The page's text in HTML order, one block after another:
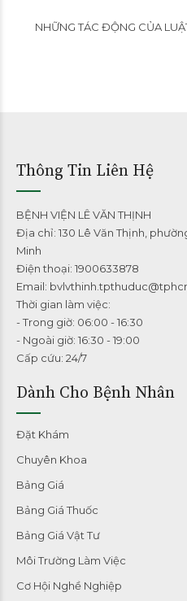
NHỮNG TÁC ĐỘNG CỦA
Thông Tin Liên Hệ
BỆNH VIỆN LÊ VĂN THỊNH
Địa chỉ: 130 Lê Văn Thịnh,
Minh
Điện thoại: 1900633878
Email:
Thời gian làm việc:
- Trong giờ: 06:00 - 16:30
- Ngoài giờ: 16:30 - 19:00
Cấp cứu: 24/7
Dành Cho Bệnh Nhân
Đặt Khám
Chuyên Khoa
Bảng Giá
Bảng Giá Thuốc
Bảng Giá Vật Tư
Môi Trường Làm Việc
Cơ Hội Nghề Nghiệp